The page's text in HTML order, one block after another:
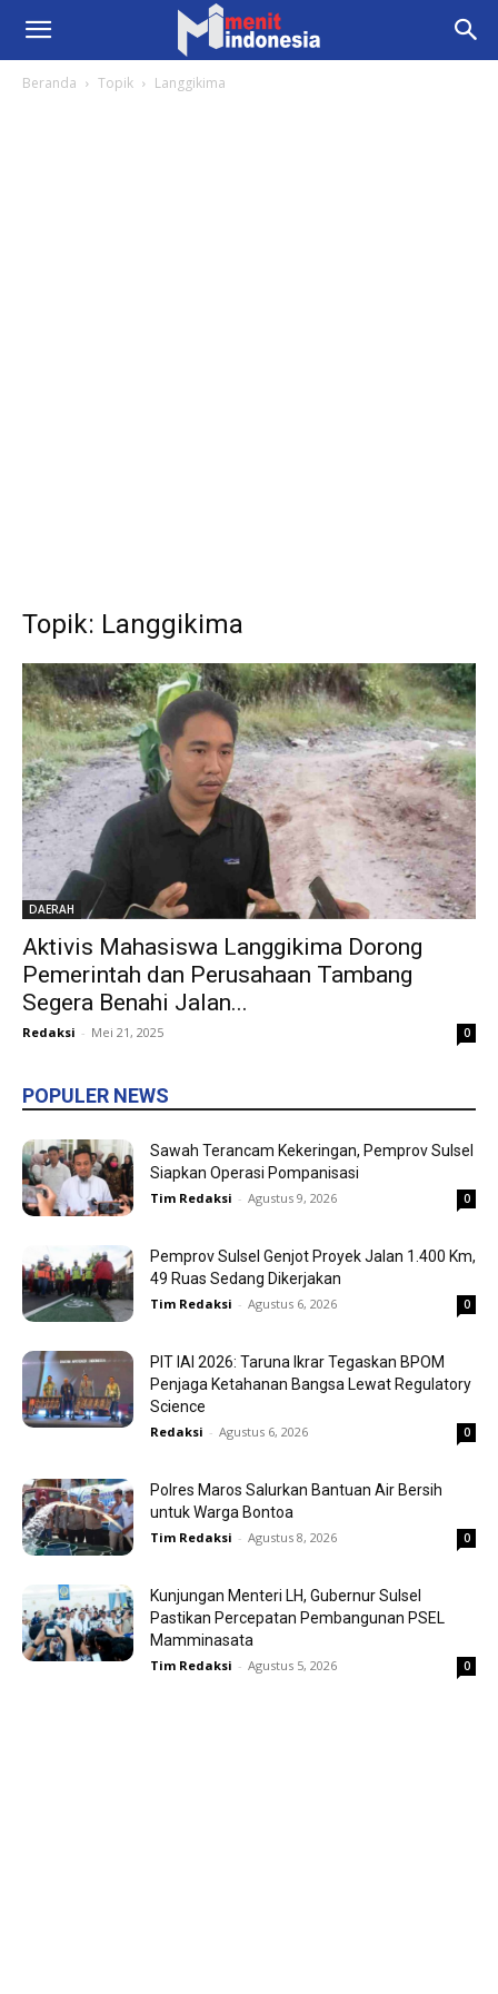
Beranda Topik Langgikima
Topik: Langgikima
DAERAH
Aktivis Mahasiswa Langgikima Dorong
Pemerintah dan Perusahaan Tambang
Segera Benahi Jalan...
Redaksi - Mei 21, 2025 0
POPULER NEWS
Sawah Terancam Kekeringan, Pemprov Sulsel
Siapkan Operasi Pompanisasi
Tim Redaksi - Agustus 9, 2026 0
Pemprov Sulsel Genjot Proyek Jalan 1.400 Km,
49 Ruas Sedang Dikerjakan
Tim Redaksi - Agustus 6, 2026 0
PIT IAI 2026: Taruna Ikrar Tegaskan BPOM
Penjaga Ketahanan Bangsa Lewat Regulatory
Science
Redaksi - Agustus 6, 2026 0
Polres Maros Salurkan Bantuan Air Bersih
untuk Warga Bontoa
Tim Redaksi - Agustus 8, 2026 0
Kunjungan Menteri LH, Gubernur Sulsel
Pastikan Percepatan Pembangunan PSEL
Mamminasata
Tim Redaksi - Agustus 5, 2026 0